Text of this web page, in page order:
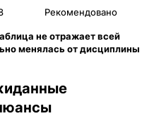
Рекомендовано
не отражает всей
менялась от дисциплины